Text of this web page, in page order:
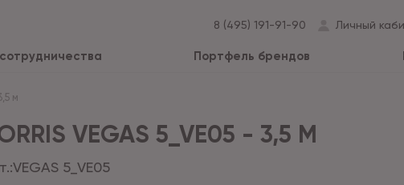
8 (495) 191-91-90 Личный
Портфель брендов
м
VEGAS 5_VE05 - 3,5 М
VEGAS 5_VE05